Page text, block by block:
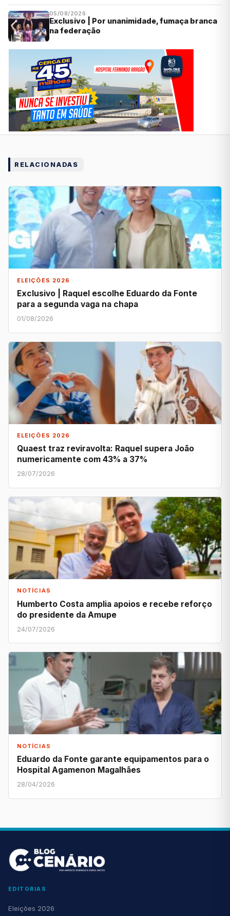
05/08/2026
Exclusivo | Por unanimidade, fumaça branca
na federação
RELACIONADAS
ELEIÇÕES 2026
Exclusivo | Raquel escolhe Eduardo da Fonte
para a segunda vaga na chapa
01/08/2026
ELEIÇÕES 2026
Quaest traz reviravolta: Raquel supera João
numericamente com 43% a 37%
28/07/2026
NOTÍCIAS
Humberto Costa amplia apoios e recebe reforço
do presidente da Amupe
24/07/2026
NOTÍCIAS
Eduardo da Fonte garante equipamentos para o
Hospital Agamenon Magalhães
28/04/2026
EDITORIAS
Eleições 2026